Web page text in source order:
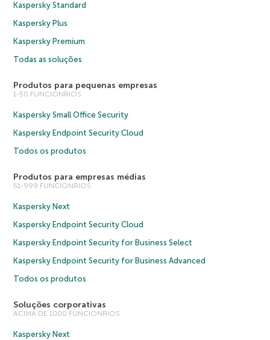
Kaspersky Standard
Kaspersky Plus
Kaspersky Premium
Todas as soluções
Produtos para pequenas empresas
1-50 FUNCIONRIOS
Kaspersky Small Office Security
Kaspersky Endpoint Security Cloud
Todos os produtos
Produtos para empresas médias
51-999 FUNCIONRIOS
Kaspersky Next
Kaspersky Endpoint Security Cloud
Kaspersky Endpoint Security for Business Select
Kaspersky Endpoint Security for Business Advanced
Todos os produtos
Soluções corporativas
ACIMA DE 1000 FUNCIONRIOS
Kaspersky Next